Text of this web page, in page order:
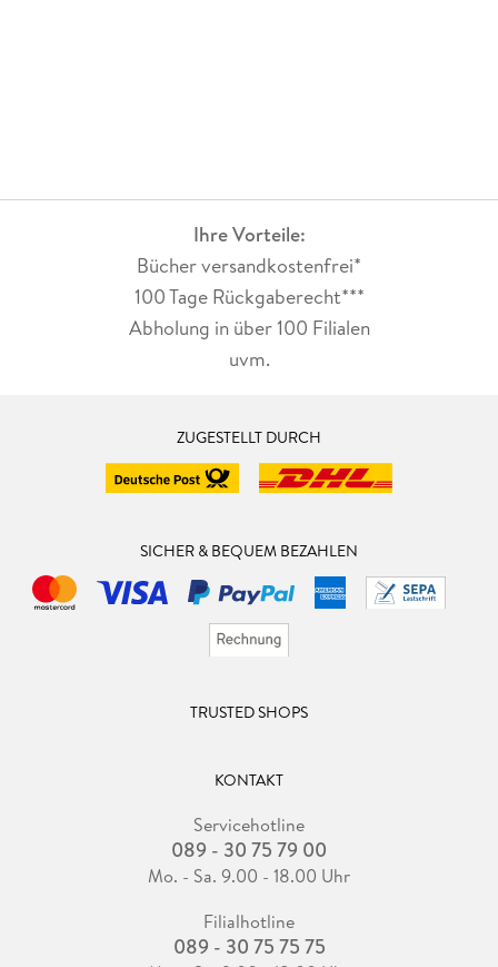
Ihre Vorteile:
Bücher versandkostenfrei*
100 Tage Rückgaberecht***
Abholung in über 100 Filialen
uvm.
ZUGESTELLT DURCH
SICHER & BEQUEM BEZAHLEN
TRUSTED SHOPS
KONTAKT
Servicehotline
089 - 30 75 79 00
Mo. - Sa. 9.00 - 18.00 Uhr
Filialhotline
089 - 30 75 75 75